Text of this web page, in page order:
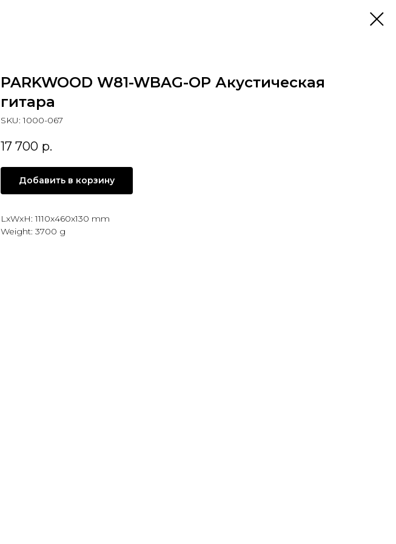
PARKWOOD W81-WBAG-OP Акустическая
гитара
SKU:1000-067
17 700 р.
Добавить в корзину
LxWxH: 1110x460x130 mm
Weight: 3700 g